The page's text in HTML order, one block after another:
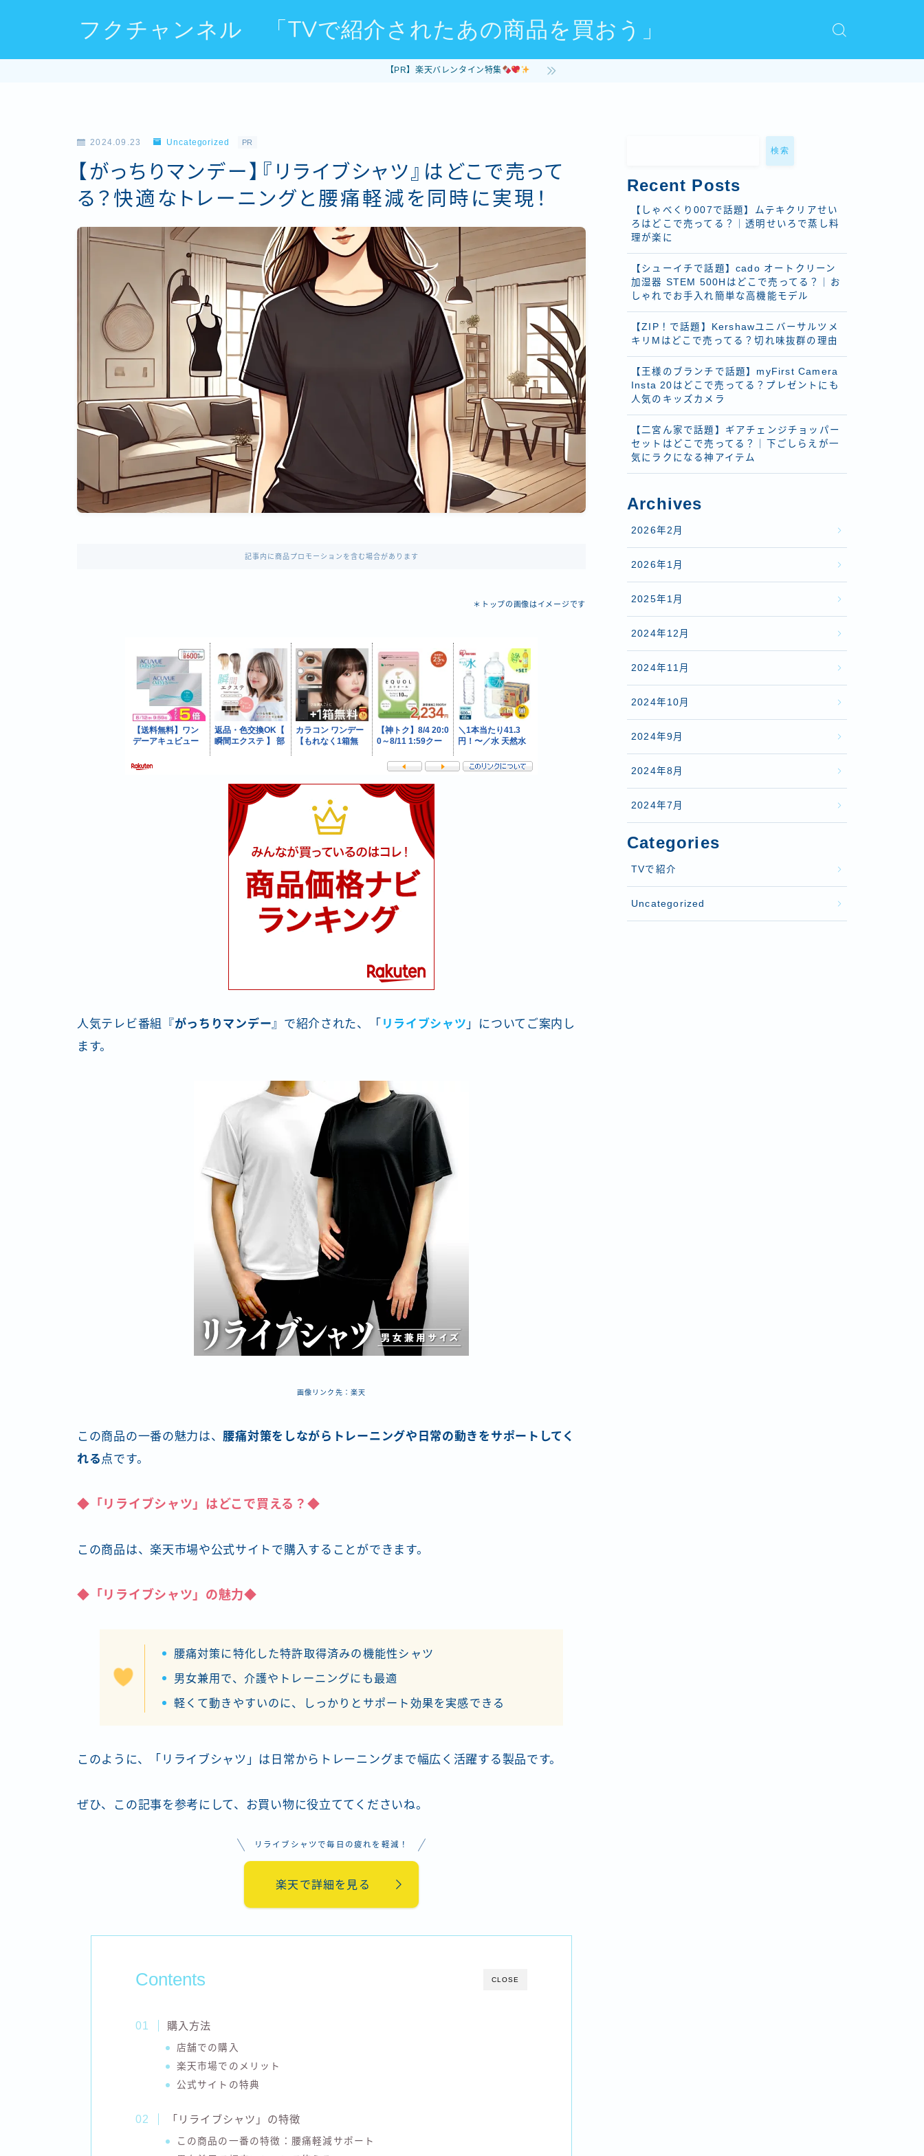
フクチャンネル 「TVで紹介されたあの商品を買おう」
【PR】楽天バレンタイン特集
2024.09.23 Uncategorized PR
【がっちりマンデー】『リライブシャツ』はどこで売って
る？快適なトレーニングと腰痛軽減を同時に実現！
記事内に商品プロモーションを含む場合があります
＊トップの画像はイメージです
人気テレビ番組『 がっちりマンデー』で紹介された、「 リライブシャツ 」についてご案内し
ます。
画像リンク先：楽天
この商品の一番の魅力は、腰痛対策をしながらトレーニングや日常の動きをサポートしてく
れる点です。
◆「リライブシャツ」はどこで買える？◆
この商品は、楽天市場や公式サイトで購入することができます。
◆「リライブシャツ」の魅力◆
腰痛対策に特化した特許取得済みの機能性シャツ
男女兼用で、介護やトレーニングにも最適
軽くて動きやすいのに、しっかりとサポート効果を実感できる
このように、「リライブシャツ」は日常からトレーニングまで幅広く活躍する製品です。
ぜひ、この記事を参考にして、お買い物に役立ててくださいね。
リライブシャツで毎日の疲れを軽減！
楽天で詳細を見る
CLOSE
Contents
購入方法
店舗での購入
楽天市場でのメリット
公式サイトの特典
「リライブシャツ」の特徴
この商品の一番の特徴：腰痛軽減サポート
検索
Recent Posts
【しゃべくり007で話題】ムテキクリアせい
ろはどこで売ってる？｜透明せいろで蒸し料
理が楽に
【シューイチで話題】cado オートクリーン
加湿器 STEM 500Hはどこで売ってる？｜お
しゃれでお手入れ簡単な高機能モデル
【ZIP！で話題】Kershawユニバーサルツメ
キリMはどこで売ってる？切れ味抜群の理由
【王様のブランチで話題】myFirst Camera
Insta 20はどこで売ってる？プレゼントにも
人気のキッズカメラ
【二宮ん家で話題】ギアチェンジチョッパー
セットはどこで売ってる？｜下ごしらえが一
気にラクになる神アイテム
Archives
2026年2月
2026年1月
2025年1月
2024年12月
2024年11月
2024年10月
2024年9月
2024年8月
2024年7月
Categories
TVで紹介
Uncategorized